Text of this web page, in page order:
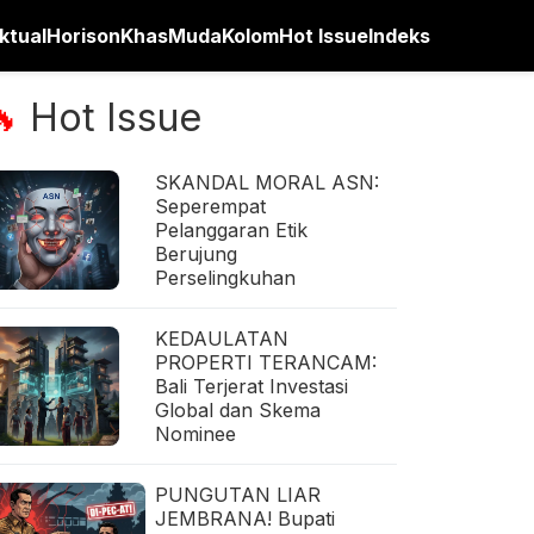
HorisonKhasMudaKolomHot IssueIndeks
Hot Issue
SKANDAL MORAL ASN:
Seperempat
Pelanggaran Etik
Berujung
Perselingkuhan
KEDAULATAN
PROPERTI TERANCAM:
Bali Terjerat Investasi
Global dan Skema
Nominee
PUNGUTAN LIAR
JEMBRANA! Bupati